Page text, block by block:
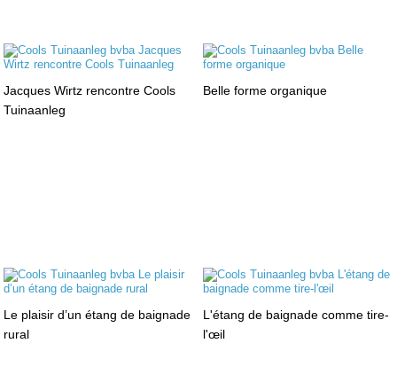
Jacques Wirtz rencontre Cools
Tuinaanleg
Belle forme organique
Le plaisir d’un étang de baignade
rural
L'étang de baignade comme tire-
l'œil